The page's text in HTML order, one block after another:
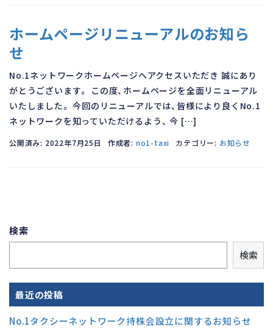
ホームページリニューアルのお知ら
せ
No.1ネットワークホームページへアクセスいただき 誠にあり
がとうございます。 この度、ホームページを全面リニューアル
いたしました。 今回のリニューアルでは、皆様により良くNo.1
ネットワークを知っていただけるよう、 今 […]
公開済み: 2022年7月25日 作成者: no1-taxi カテゴリー: お知らせ
検索
検索
最近の投稿
No.1タクシーネットワーク持株会設立に関するお知らせ